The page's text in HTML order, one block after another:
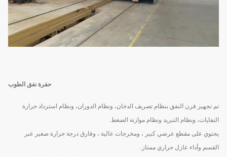
حفرة نفق الطوب
تم تجهيز فرن النفق بنظام تصريف الدخان، ونظام الدوران، ونظام استرداد حرارة
النفايات، ونظام التبريد ونظام موازنة الضغط.
يحتوي على مقطع عرضي كبير ، ومخرجات عالية ، وفارق درجة حرارة صغير عبر
القسم وأداء عازل حراري ممتاز.